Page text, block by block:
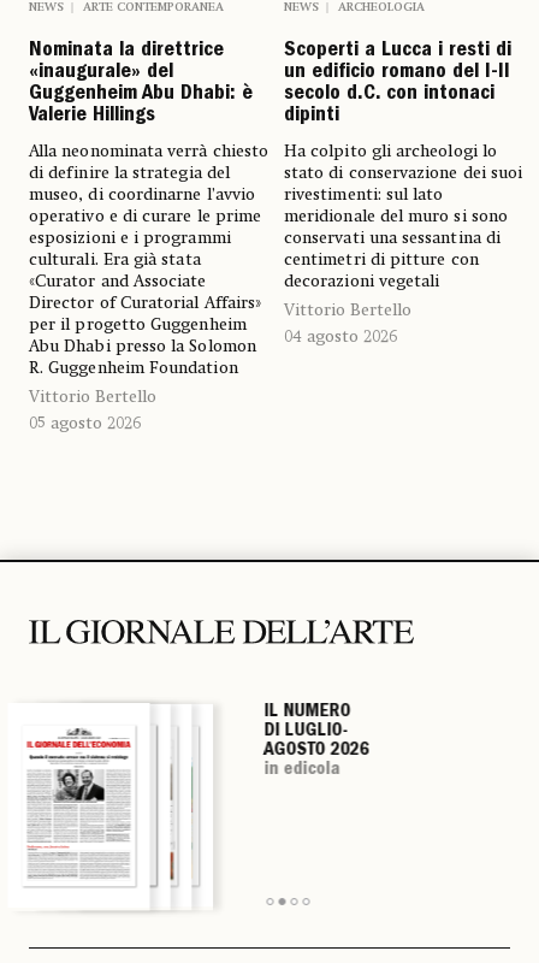
NEWS ARTE CONTEMPORANEA
Nominata la direttrice
«inaugurale» del
Guggenheim Abu Dhabi: è
Valerie Hillings
Alla neonominata verrà chiesto
di definire la strategia del
museo, di coordinarne l’avvio
operativo e di curare le prime
esposizioni e i programmi
culturali. Era già stata
«Curator and Associate
Director of Curatorial Affairs»
per il progetto Guggenheim
Abu Dhabi presso la Solomon
R. Guggenheim Foundation
Vittorio Bertello
05 agosto 2026
NEWS ARCHEOLOGIA
Scoperti a Lucca i resti di
un edificio romano del I-II
secolo d.C. con intonaci
dipinti
Ha colpito gli archeologi lo
stato di conservazione dei suoi
rivestimenti: sul lato
meridionale del muro si sono
conservati una sessantina di
centimetri di pitture con
decorazioni vegetali
Vittorio Bertello
04 agosto 2026
IL NUMERO
DI LUGLIO-
AGOSTO 2026
in edicola
IL NUMERO
DI LUGLIO-
AGOSTO 2026
in edicola
IL NUMERO
DI LUGLIO-
AGOSTO 2026
in edicola
IL NUMERO
DI LUGLIO-
AGOSTO 2026
in edicola